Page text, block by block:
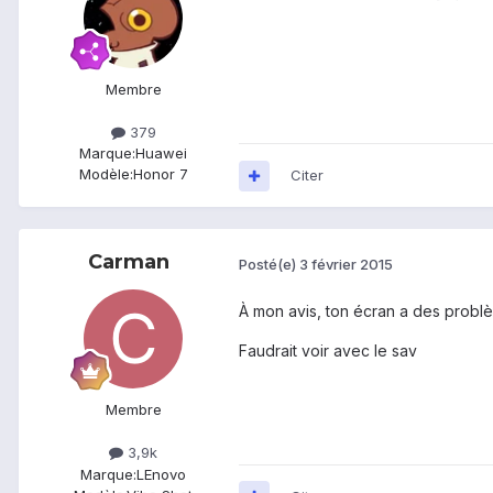
Membre
379
Marque:Huawei
Modèle:Honor 7 Citer
Carman
Membre
3,9k
Marque:LEnovo
Posté(e) 3 février 2015
À mon avis, ton écran a des
Faudrait voir avec le sav